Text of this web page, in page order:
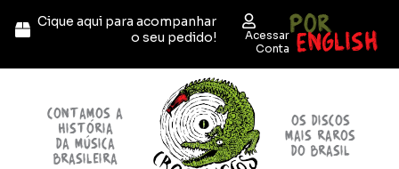
para
conteúdo
Cique aqui para acompanhar
o seu pedido!
Acessar
Conta
POR
ENGLISH
contamos a
história
da música
brasileira
OS discos
mais raros
do brasil